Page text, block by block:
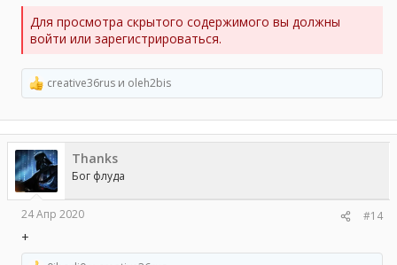
Для просмотра скрытого содержимого вы должны
войти или зарегистрироваться.
Р
е
а
к
ц
и
и
:
creative36rus и oleh2bis
Thanks
Бог флуда
24 Апр 2020 #14
+